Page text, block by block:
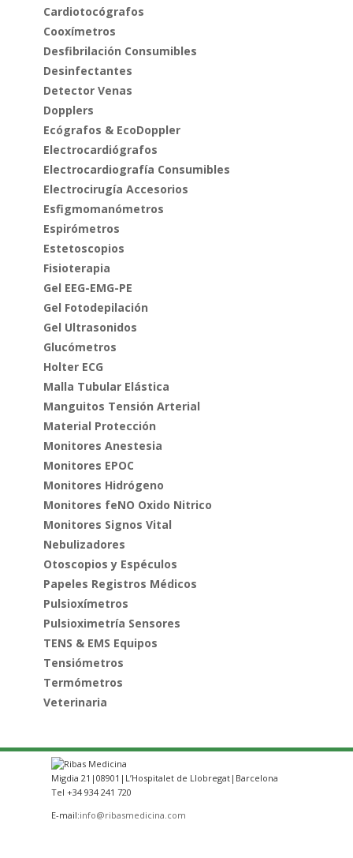
Cardiotocógrafos
Cooxímetros
Desfibrilación Consumibles
Desinfectantes
Detector Venas
Dopplers
Ecógrafos & EcoDoppler
Electrocardiógrafos
Electrocardiografía Consumibles
Electrocirugía Accesorios
Esfigmomanómetros
Espirómetros
Estetoscopios
Fisioterapia
Gel EEG-EMG-PE
Gel Fotodepilación
Gel Ultrasonidos
Glucómetros
Holter ECG
Malla Tubular Elástica
Manguitos Tensión Arterial
Material Protección
Monitores Anestesia
Monitores EPOC
Monitores Hidrógeno
Monitores feNO Oxido Nitrico
Monitores Signos Vital
Nebulizadores
Otoscopios y Espéculos
Papeles Registros Médicos
Pulsioxímetros
Pulsioximetría Sensores
TENS & EMS Equipos
Tensiómetros
Termómetros
Veterinaria
Migdia 21|08901|L’Hospitalet de Llobregat|Barcelona
Tel +34 934 241 720
E-mail:info@ribasmedicina.com